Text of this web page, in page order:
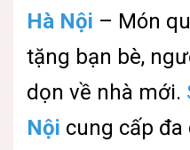
Hà Nội – Món
tặng bạn bè,
dọn về nhà mới.
Nội cung cấp đa